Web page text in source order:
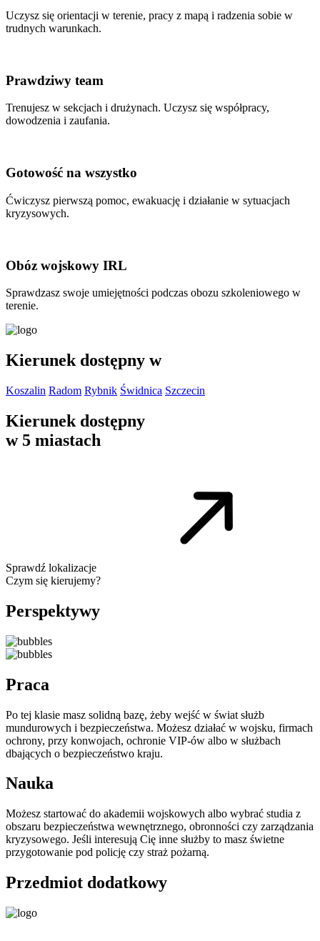
Uczysz się orientacji w terenie, pracy z mapą i radzenia sobie w
trudnych warunkach.
Prawdziwy team
Trenujesz w sekcjach i drużynach. Uczysz się współpracy,
dowodzenia i zaufania.
Gotowość na wszystko
Ćwiczysz pierwszą pomoc, ewakuację i działanie w sytuacjach
kryzysowych.
Obóz wojskowy IRL
Sprawdzasz swoje umiejętności podczas obozu szkoleniowego w
terenie.
Kierunek dostępny w
Koszalin Radom Rybnik Świdnica Szczecin
Kierunek dostępny
w 5 miastach
Sprawdź lokalizacje
Czym się kierujemy?
Perspektywy
Praca
Po tej klasie masz solidną bazę, żeby wejść w świat służb
mundurowych i bezpieczeństwa. Możesz działać w wojsku, firmach
ochrony, przy konwojach, ochronie VIP-ów albo w służbach
dbających o bezpieczeństwo kraju.
Nauka
Możesz startować do akademii wojskowych albo wybrać studia z
obszaru bezpieczeństwa wewnętrznego, obronności czy zarządzania
kryzysowego. Jeśli interesują Cię inne służby to masz świetne
przygotowanie pod policję czy straż pożarną.
Przedmiot dodatkowy